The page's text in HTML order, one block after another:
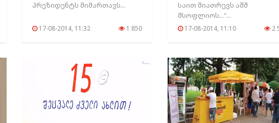
პრეზიდენტს მიმართავს...
17-08-2014, 11:32 1 850
საით მიათრევს აშშ
მსოფლიოს..."...
17-08-2014, 11:10 2